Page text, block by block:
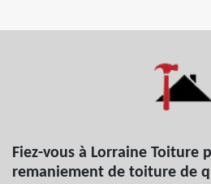
Fiez-vous à Lorraine Toiture
remaniement de toiture de